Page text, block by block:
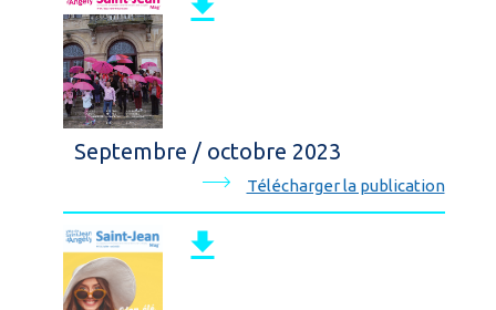
Septembre / octobre 2023
Télécharger la publication